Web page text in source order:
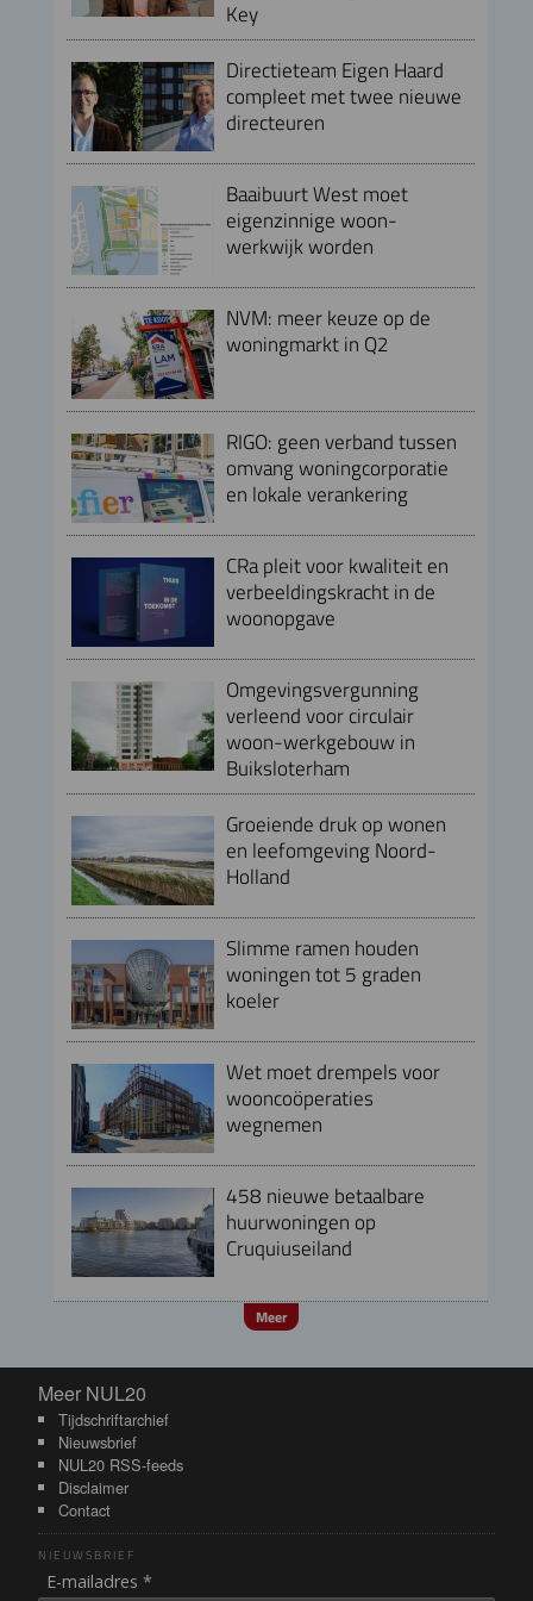
Key
Directieteam Eigen Haard
compleet met twee nieuwe
directeuren
Baaibuurt West moet
eigenzinnige woon-
werkwijk worden
NVM: meer keuze op de
woningmarkt in Q2
RIGO: geen verband tussen
omvang woningcorporatie
en lokale verankering
CRa pleit voor kwaliteit en
verbeeldingskracht in de
woonopgave
Omgevingsvergunning
verleend voor circulair
woon-werkgebouw in
Buiksloterham
Groeiende druk op wonen
en leefomgeving Noord-
Holland
Slimme ramen houden
woningen tot 5 graden
koeler
Wet moet drempels voor
wooncoöperaties
wegnemen
458 nieuwe betaalbare
huurwoningen op
Cruquiuseiland
Meer
Meer NUL20
Meer NUL20
Tijdschriftarchief
Nieuwsbrief
NUL20 RSS-feeds
Disclaimer
Contact
NIEUWSBRIEF
E-mailadres *